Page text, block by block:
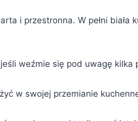
i przestronna. W pełni biała
weźmie się pod uwagę kilka
w swojej przemianie